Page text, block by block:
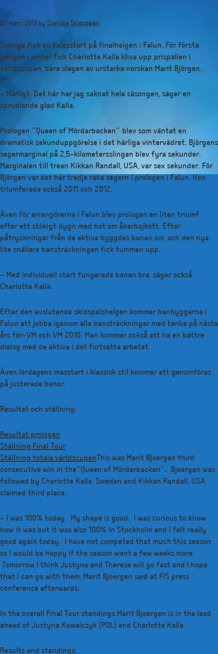
huvudinnehåll
22 mars, 2013 by Svenska Skidspelen
Sverige fick en kalasstart på finalhelgen i Falun. För första
gången i vinter fick Charlotte Kalla kliva upp prispallen i
världscupen, bara slagen av urstarka norskan Marit Björgen.
– Härligt. Det här har jag saknat hela säsongen, säger en
sprudlande glad Kalla.
Prologen ”Queen of Mördarbacken” blev som väntat en
dramatisk sekunduppgörelse i det härliga vintervädret. Björgens
segermarginal på 2,5-kilometersslingan blev fyra sekunder.
Marginalen till trean Kikkan Randall, USA, var sex sekunder. För
Björgen var det här tredje raka segern i prologen i Falun. Hon
triumferade också 2011 och 2012.
Även för arrangörerna i Falun blev prologen en liten triumf
efter ett stökigt dygn med hot om åkarbojkott. Efter
påtryckningar från de aktiva byggdes banan om, och den nya
lite snällare bansträckningen fick tummen upp.
– Med individuell start fungerade banan bra, säger också
Charlotte Kalla.
Efter den avslutande skidspelshelgen kommer banbyggarna i
Falun att jobba igenom alla bansträckningar med tanke på nästa
års för-VM och VM 2015. Man kommer också att ha en bättre
dialog med de aktiva i det fortsatta arbetet.
Även lördagens masstart i klassisk stil kommer att genomföras
på justerade banor.
Resultat och ställning:
Resultat prologen
Ställning Final Tour
Ställning totala världscupenThis was Marit Bjoergen third
consecutive win in the”Queen of Mördarbacken”. Bjoergen was
followed by Charlotte Kalla, Sweden and Kikkan Randall, USA
claimed third place.
– I was 100% today. My shape is good. I was curious to know
how it was but it was also 100% in Stockholm and I felt really
good again today. I have not competed that much this season
so I would be happy if the season went a few weeks more.
Tomorrow I think Justyna and Therese will go fast and I hope
that I can go with them, Marit Bjoergen said at FIS press
conference afterwards.
In the overall Final Tour standings Marit Bjoergen is in the lead
ahead of Justyna Kowalczyk (POL) and Charlotte Kalla.
Results and standings: